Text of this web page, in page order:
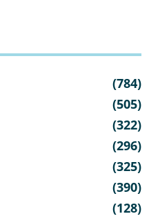
(784)
(505)
(322)
(296)
(325)
(390)
(128)